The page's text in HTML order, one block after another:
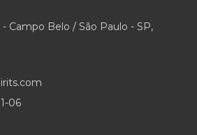
Campo Belo / São Paulo - SP,
06